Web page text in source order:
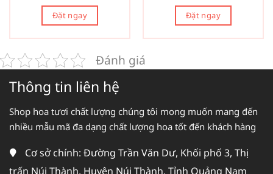
Đặt ngay Đặt ngay
Đánh giá
Thông tin liên hệ
Shop hoa tươi chất lượng chúng tôi mong muốn mang đến
nhiều mẫu mã đa dạng chất lượng hoa tốt đến khách hàng
Cơ sở chính: Đường Trần Văn Dư, Khối phố 3, Thị
trấn Núi Thành, Huyện Núi Thành, Tỉnh Quảng Nam